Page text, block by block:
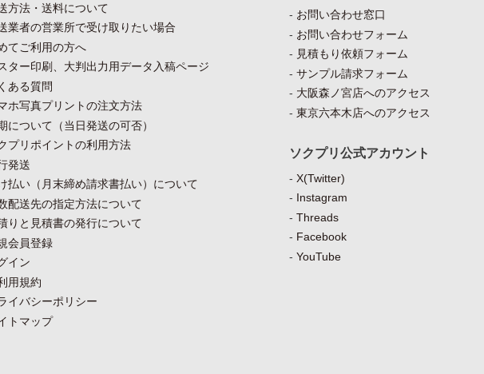
方法・送料について
業者の営業所で受け取りたい場合
てご利用の方へ
ター印刷、大判出力用データ入稿ページ
ある質問
ホ写真プリントの注文方法
について（当日発送の可否）
プリポイントの利用方法
発送
払い（月末締め請求書払い）について
配送先の指定方法について
りと見積書の発行について
会員登録
イン
用規約
イバシーポリシー
トマップ
お問い合わせ窓口
お問い合わせフォーム
見積もり依頼フォーム
サンプル請求フォーム
大阪森ノ宮店へのアクセス
東京六本木店へのアクセス
ソクプリ公式アカウント
X(Twitter)
Instagram
Threads
Facebook
YouTube